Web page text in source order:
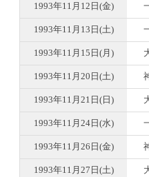
1993年11月12日(金)
1993年11月13日(土)
1993年11月15日(月)
1993年11月20日(土)
1993年11月21日(日)
1993年11月24日(水)
1993年11月26日(金)
1993年11月27日(土)